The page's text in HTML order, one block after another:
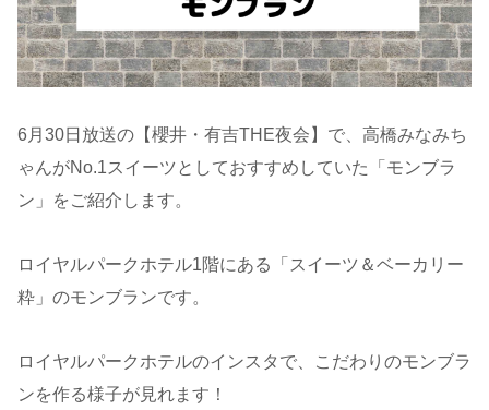
6月30日放送の【櫻井・有吉THE夜会】で、高橋みなみち
ゃんがNo.1スイーツとしておすすめしていた「モンブラ
ン」をご紹介します。
ロイヤルパークホテル1階にある「スイーツ＆ベーカリー
粋」のモンブランです。
ロイヤルパークホテルのインスタで、こだわりのモンブラ
ンを作る様子が見れます！